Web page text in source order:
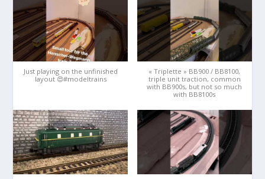
Just playing on the unfinished
layout 😍#modeltrains
« Triplette » BB900 / BB8100,
triple unit traction, common
with BB900s, but not so much
with BB8100s